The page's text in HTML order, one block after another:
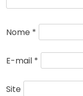
Nome *
E-mail *
Site